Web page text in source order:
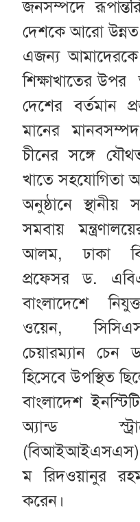
জনসম্পদে
দেশকে আরো উন্নত
এজন্য
শিক্ষাখাতের
দেশের বর্তমান
মানের
চীনের সঙ্গে
খাতে সহযোগিতা
অনুষ্ঠানে
সমবায়
আলম, ঢাকা
প্রফেসর ড.
বাংলাদেশে
ওয়েন, সিসিএস
চেয়ারম্যান চেন
হিসেবে উপস্থিত
বাংলাদেশ
অ্যান্ড
ম রিদওয়ানুর
করেন।